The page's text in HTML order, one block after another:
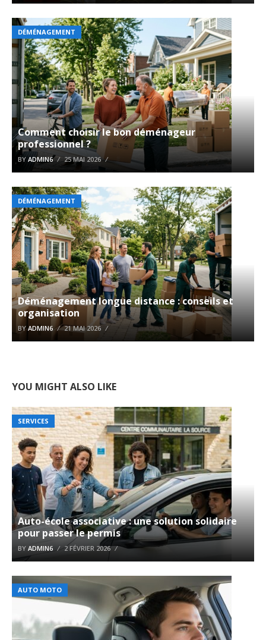
DÉMÉNAGEMENT
Comment choisir le bon déménageur
professionnel ?
BY ADMIN6 25 MAI 2026
DÉMÉNAGEMENT
Déménagement longue distance : conseils et
organisation
BYADMIN6 21 MAI 2026
YOU MIGHT ALSO LIKE
SERVICES
Auto-école associative : une solution solidaire
pour passer le permis
BY ADMIN6 2 FÉVRIER 2026
AUTO MOTO